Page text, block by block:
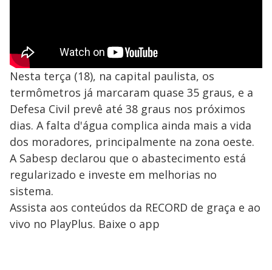
Nesta terça (18), na capital paulista, os
termômetros já marcaram quase 35 graus, e a
Defesa Civil prevê até 38 graus nos próximos
dias. A falta d'água complica ainda mais a vida
dos moradores, principalmente na zona oeste.
A Sabesp declarou que o abastecimento está
regularizado e investe em melhorias no
sistema.
Assista aos conteúdos da RECORD de graça e ao
vivo no PlayPlus. Baixe o app